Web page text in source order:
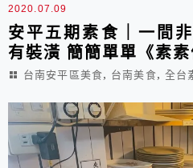
素素便當地址
2020.07.09
安平五期素食｜一間
有裝潢 簡簡單單《素素
台南安平區美食, 台南美食, 全台